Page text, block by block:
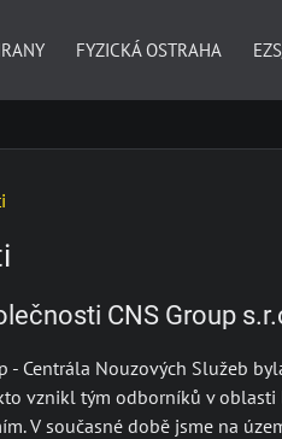
FYZICKÁ OSTRAHA
CNS Group
- Centrála Nouzových Služeb
vznikl tým odborníků v
V současné době jsme na